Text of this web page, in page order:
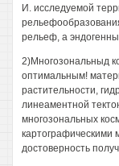
И. исследуемой
рельеф, а
2)Многозональныд
оптимальным!
растительности,
линеаментной
многозональных
картографическими
достоверность